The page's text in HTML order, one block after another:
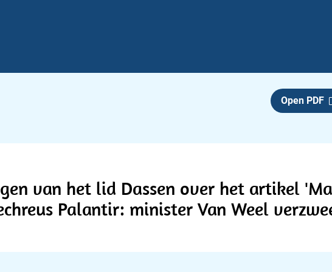
Open PDF
van het lid Dassen over het artikel
Palantir: minister Van Weel